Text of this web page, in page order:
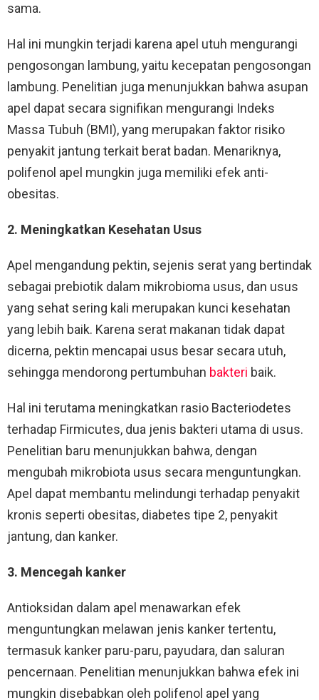
sama.
Hal ini mungkin terjadi karena apel utuh mengurangi
pengosongan lambung, yaitu kecepatan pengosongan
lambung. Penelitian juga menunjukkan bahwa asupan
apel dapat secara signifikan mengurangi Indeks
Massa Tubuh (BMI), yang merupakan faktor risiko
penyakit jantung terkait berat badan. Menariknya,
polifenol apel mungkin juga memiliki efek anti-
obesitas.
2. Meningkatkan Kesehatan Usus
Apel mengandung pektin, sejenis serat yang bertindak
sebagai prebiotik dalam mikrobioma usus, dan usus
yang sehat sering kali merupakan kunci kesehatan
yang lebih baik. Karena serat makanan tidak dapat
dicerna, pektin mencapai usus besar secara utuh,
sehingga mendorong pertumbuhan bakteri baik.
Hal ini terutama meningkatkan rasio Bacteriodetes
terhadap Firmicutes, dua jenis bakteri utama di usus.
Penelitian baru menunjukkan bahwa, dengan
mengubah mikrobiota usus secara menguntungkan.
Apel dapat membantu melindungi terhadap penyakit
kronis seperti obesitas, diabetes tipe 2, penyakit
jantung, dan kanker.
3. Mencegah kanker
Antioksidan dalam apel menawarkan efek
menguntungkan melawan jenis kanker tertentu,
termasuk kanker paru-paru, payudara, dan saluran
pencernaan. Penelitian menunjukkan bahwa efek ini
mungkin disebabkan oleh polifenol apel yang